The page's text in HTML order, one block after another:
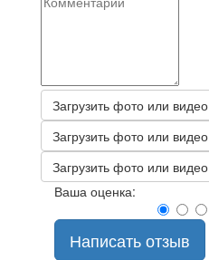
Загрузить фото или видео
Загрузить фото или видео
Загрузить фото или видео
Ваша оценка:
Написать отзыв